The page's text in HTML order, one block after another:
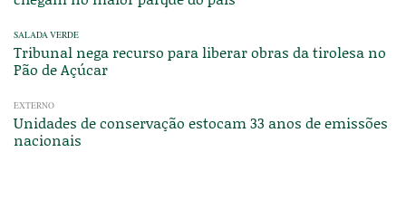
SALADA VERDE
Tribunal nega recurso para liberar obras da tirolesa no
Pão de Açúcar
EXTERNO
Unidades de conservação estocam 33 anos de emissões
nacionais